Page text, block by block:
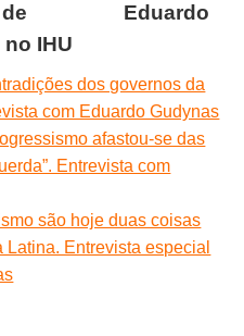
de Eduardo
IHU
dos governos da
com Eduardo Gudynas
afastou-se das
Entrevista com
são hoje duas coisas
Entrevista especial